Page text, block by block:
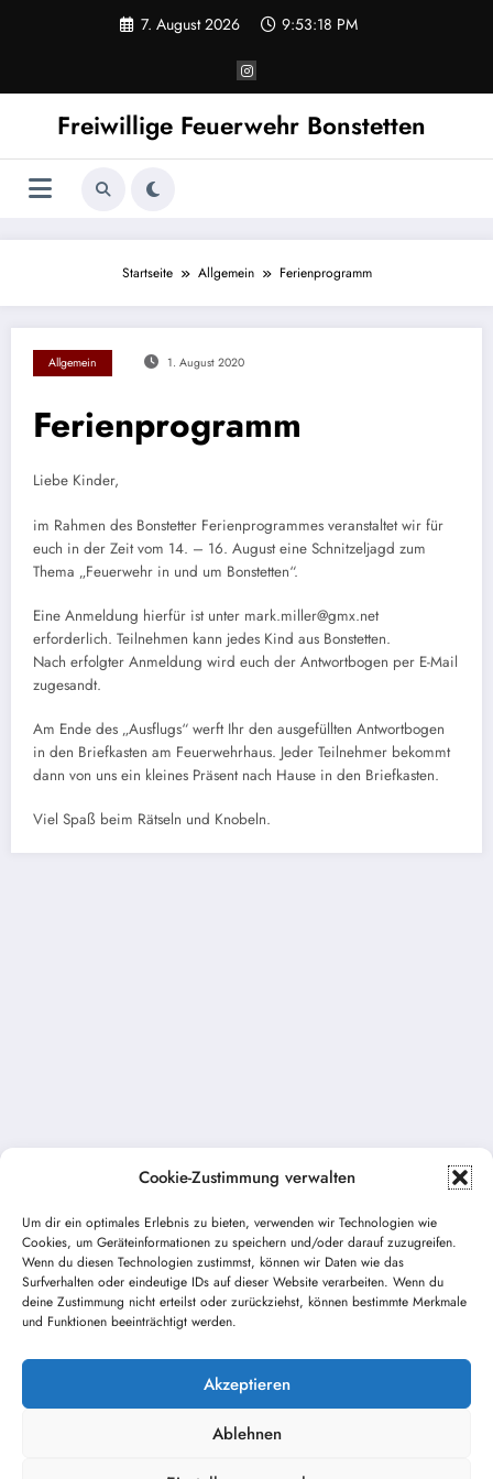
Cookie-Zustimmung verwalten
Um dir ein optimales Erlebnis zu bieten, verwenden wir Technologien wie
Cookies, um Geräteinformationen zu speichern und/oder darauf zuzugreifen.
Wenn du diesen Technologien zustimmst, können wir Daten wie das
Surfverhalten oder eindeutige IDs auf dieser Website verarbeiten. Wenn du
deine Zustimmung nicht erteilst oder zurückziehst, können bestimmte Merkmale
und Funktionen beeinträchtigt werden.
Akzeptieren
Ablehnen
7. August 2026 9:53:18 PM
Freiwillige Feuerwehr Bonstetten
Startseite Allgemein Ferienprogramm
Allgemein 1. August 2020
Ferienprogramm
Liebe Kinder,
im Rahmen des Bonstetter Ferienprogrammes veranstaltet wir für
euch in der Zeit vom 14. – 16. August eine Schnitzeljagd zum
Thema „Feuerwehr in und um Bonstetten“.
Eine Anmeldung hierfür ist unter mark.miller@gmx.net
erforderlich. Teilnehmen kann jedes Kind aus Bonstetten.
Nach erfolgter Anmeldung wird euch der Antwortbogen per E-Mail
zugesandt.
Am Ende des „Ausflugs“ werft Ihr den ausgefüllten Antwortbogen
in den Briefkasten am Feuerwehrhaus. Jeder Teilnehmer bekommt
dann von uns ein kleines Präsent nach Hause in den Briefkasten.
Viel Spaß beim Rätseln und Knobeln.
Vorheriger Beitrag
Brand PKW am 19.07.2020
Kameradschaftsabend